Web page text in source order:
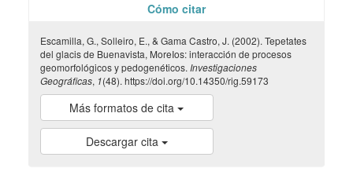
Cómo citar
Escamilla, G., Solleiro, E., & Gama Castro, J. (2002). Tepetates
del glacis de Buenavista, MoreIos: interacción de procesos
geomorfológicos y pedogenéticos. Investigaciones
Geográficas, 1(48). https://doi.org/10.14350/rig.59173
Más formatos de cita
Descargar cita